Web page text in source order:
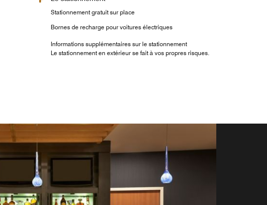
Stationnement gratuit sur place
Bornes de recharge pour voitures électriques
Informations supplémentaires sur le stationnement
Le stationnement en extérieur se fait à vos propres risques.